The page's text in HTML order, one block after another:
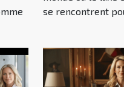
se rencontrent